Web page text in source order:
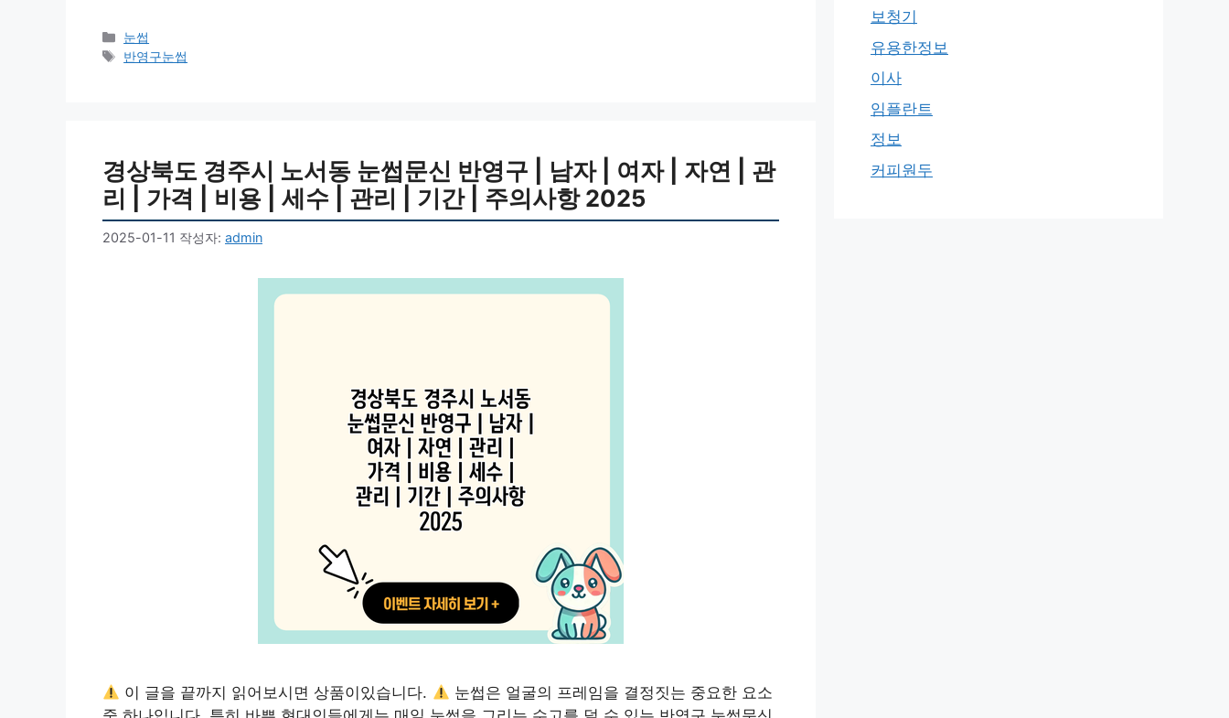
카
테
눈썹
태
반영구눈썹
경상북도 경주시 노서동 눈썹문신 반영구 | 남자 | 여자 | 자연 | 관
리 | 가격 | 비용 | 세수 | 관리 | 기간 | 주의사항 2025
2025-01-11 작성자: admin
이 글을 끝까지 읽어보시면 상품이있습니다.
눈썹은 얼굴의 프레임을 결정짓는 중요한 요소
보청기
유용한정보
이사
임플란트
정보
커피원두